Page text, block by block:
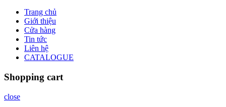
Trang chủ
Giới thiệu
Cửa hàng
Tin tức
Liên hệ
CATALOGUE
Shopping cart
close